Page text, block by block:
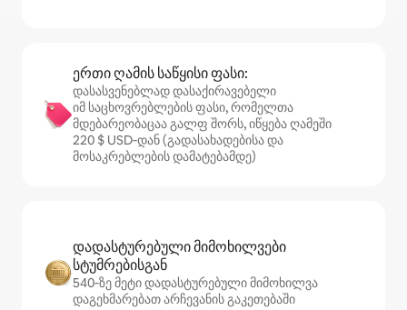
ერთი ღამის საწყისი ფასი:
დასასვენებლად დასაქირავებელი
იმ საცხოვრებლების ფასი, რომელთა
მდებარეობაცაა გალფ შორს, იწყება ღამეში
220 $ USD‑დან (გადასახადებისა და
მოსაკრებლების დამატებამდე)
დადასტურებული მიმოხილვები
სტუმრებისგან
540‑ზე მეტი დადასტურებული მიმოხილვა
დაგეხმარებათ არჩევანის გაკეთებაში